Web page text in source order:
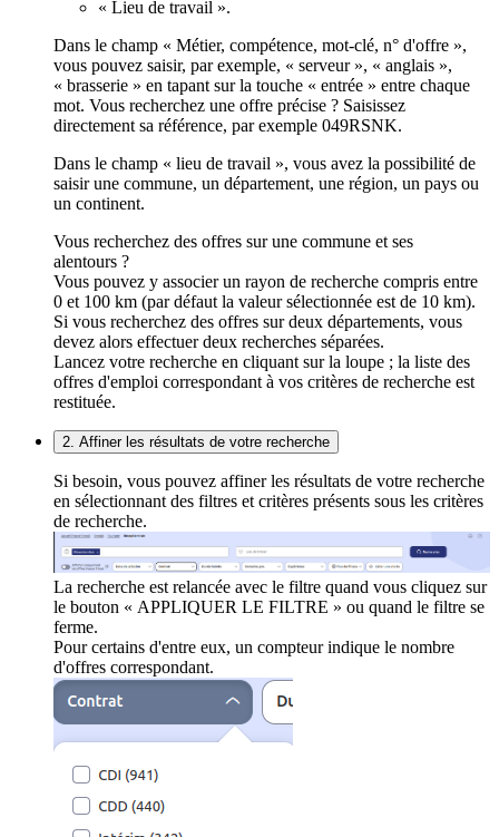
« Lieu de travail ».
Dans le champ « Métier, compétence, mot-clé, n° d'offre »,
vous pouvez saisir, par exemple, « serveur », « anglais »,
« brasserie » en tapant sur la touche « entrée » entre chaque
mot. Vous recherchez une offre précise ? Saisissez
directement sa référence, par exemple 049RSNK.
Dans le champ « lieu de travail », vous avez la possibilité de
saisir une commune, un département, une région, un pays ou
un continent.
Vous recherchez des offres sur une commune et ses
alentours ?
Vous pouvez y associer un rayon de recherche compris entre
0 et 100 km (par défaut la valeur sélectionnée est de 10 km).
Si vous recherchez des offres sur deux départements, vous
devez alors effectuer deux recherches séparées.
Lancez votre recherche en cliquant sur la loupe ; la liste des
offres d'emploi correspondant à vos critères de recherche est
restituée.
2. Affiner les résultats de votre recherche
Si besoin, vous pouvez affiner les résultats de votre recherche
en sélectionnant des filtres et critères présents sous les critères
de recherche.
La recherche est relancée avec le filtre quand vous cliquez sur
le bouton « APPLIQUER LE FILTRE » ou quand le filtre se
ferme.
Pour certains d'entre eux, un compteur indique le nombre
d'offres correspondant.